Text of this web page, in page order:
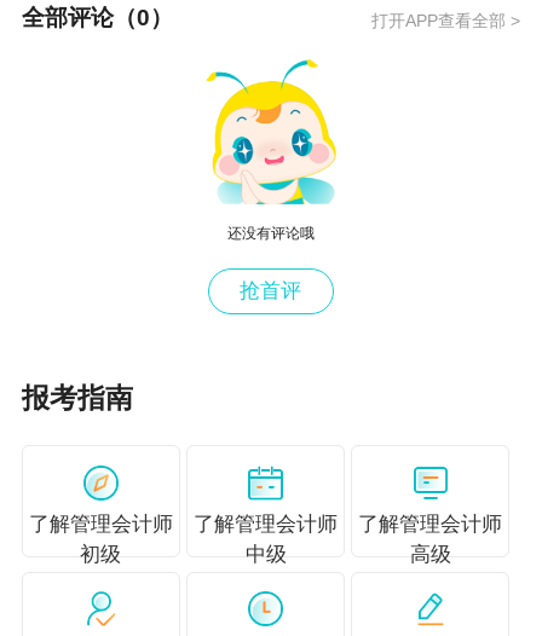
全部评论（0） 打开APP查看全部 >
还没有评论哦
抢首评
报考指南
了解管理会计师
初级
了解管理会计师
中级
了解管理会计师
高级